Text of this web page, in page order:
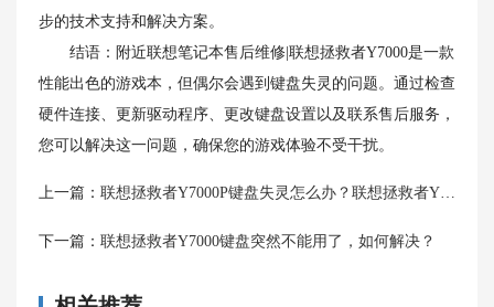
步的技术支持和解决方案。
结语：附近联想笔记本售后维修|联想拯救者Y7000是一款
性能出色的游戏本，但偶尔会遇到键盘失灵的问题。通过检查
硬件连接、更新驱动程序、更改键盘设置以及联系售后服务，
您可以解决这一问题，确保您的游戏体验不受干扰。
上一篇： 联想拯救者Y7000P键盘失灵怎么办？联想拯救者Y700键盘失灵怎么解决？
下一篇： 联想拯救者Y7000键盘突然不能用了，如何解决？